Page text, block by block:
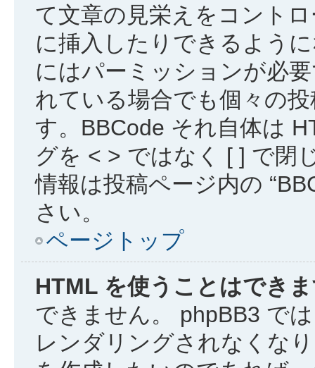
て文章の見栄えをコント
に挿入したりできるよう
にはパーミッションが必
れている場合でも個々の
す。BBCode それ自体は
グを < > ではなく [ ] で閉
情報は投稿ページ内の
さい。
ページトップ
HTML を使うことはでき
できません。 phpBB3 で
レンダリングされなくな